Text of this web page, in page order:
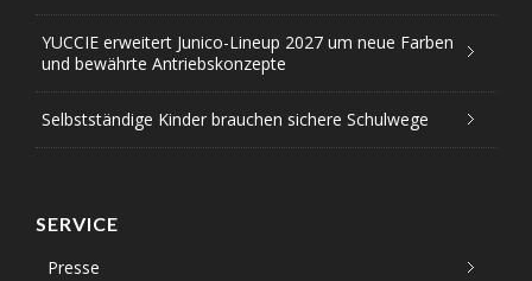
YUCCIE erweitert Junico-Lineup 2027 um neue Farben
und bewährte Antriebskonzepte
Selbstständige Kinder brauchen sichere Schulwege
SERVICE
Presse